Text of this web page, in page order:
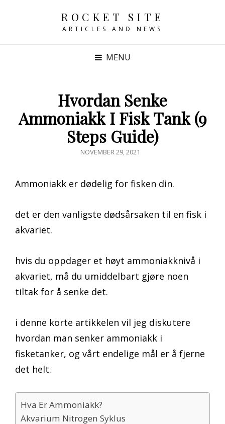
ROCKET SITE
ARTICLES AND NEWS
MENU
Hvordan Senke
Ammoniakk I Fisk Tank (9
Steps Guide)
POSTED
NOVEMBER 29, 2021
Ammoniakk er dødelig for fisken din.
det er den vanligste dødsårsaken til en fisk i
akvariet.
hvis du oppdager et høyt ammoniakknivå i
akvariet, må du umiddelbart gjøre noen
tiltak for å senke det.
i denne korte artikkelen vil jeg diskutere
hvordan man senker ammoniakk i
fisketanker, og vårt endelige mål er å fjerne
det helt.
Hva Er Ammoniakk?
Akvarium Nitrogen Syklus